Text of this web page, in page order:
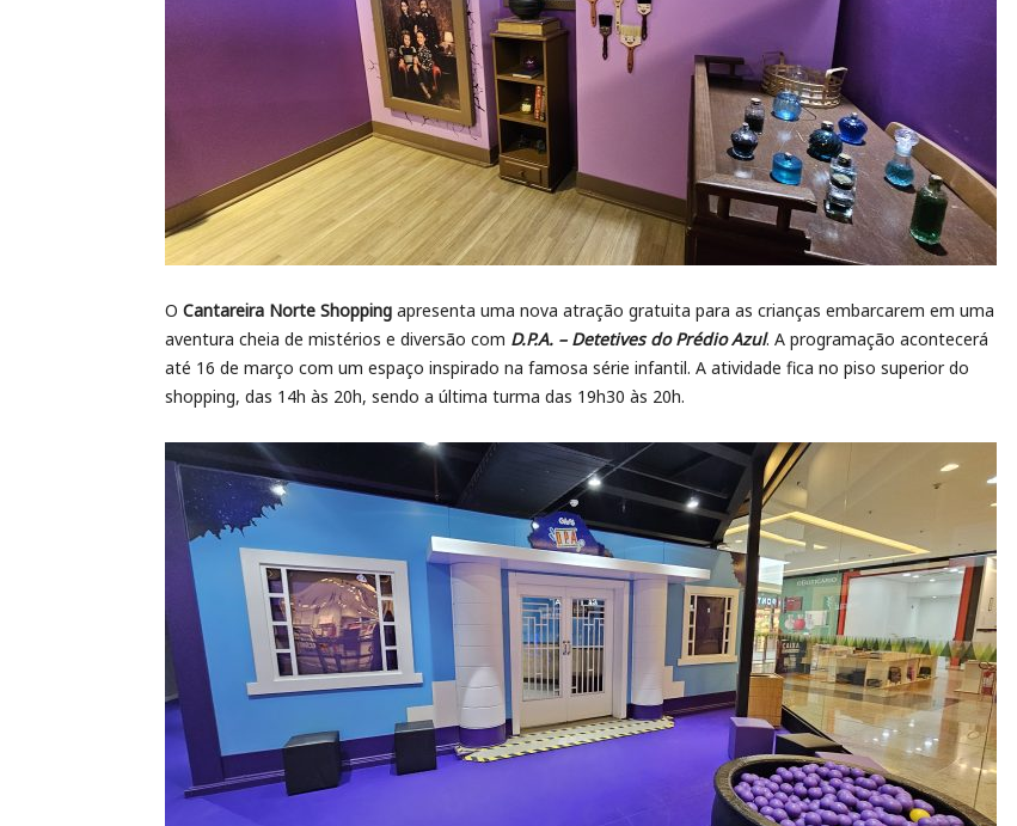
O Cantareira Norte Shopping apresenta uma nova atração gratuita para as crianças embarcarem em uma
aventura cheia de mistérios e diversão com D.P.A. – Detetives do Prédio Azul. A programação acontecerá
até 16 de março com um espaço inspirado na famosa série infantil. A atividade fica no piso superior do
shopping, das 14h às 20h, sendo a última turma das 19h30 às 20h.